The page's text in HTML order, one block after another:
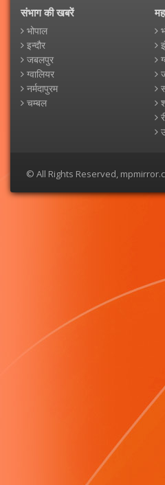
संभाग की खबरें
भोपाल
इन्दौर
जबलपुर
ग्वालियर
नर्मदापुरम
चम्बल
© All Rights Reserved,